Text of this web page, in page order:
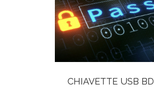
CHIAVETTE USB